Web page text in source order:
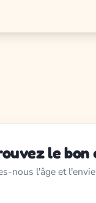
le bon
nous l'âge et